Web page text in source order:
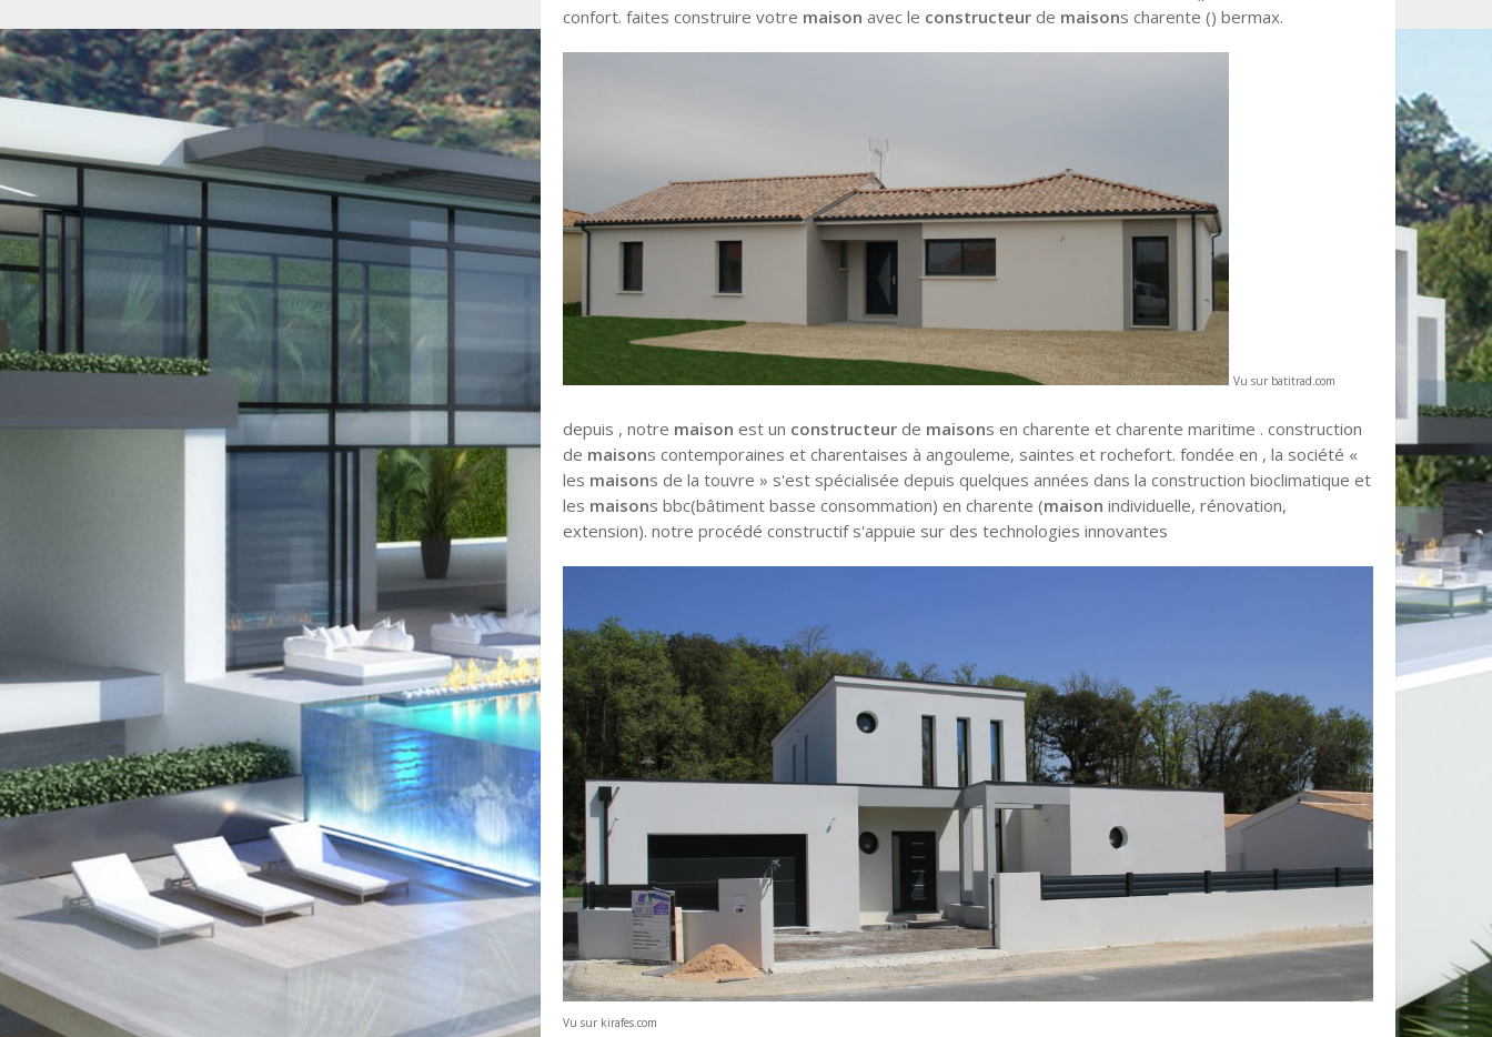
confort. faites construire votre maison avec le constructeur de maisons charente () bermax.
Vu sur batitrad.com
depuis , notre maison est un constructeur de maisons en charente et charente maritime . construction
de maisons contemporaines et charentaises à angouleme, saintes et rochefort. fondée en , la société «
les maisons de la touvre » s'est spécialisée depuis quelques années dans la construction bioclimatique et
les maisons bbc(bâtiment basse consommation) en charente (maison individuelle, rénovation,
extension). notre procédé constructif s'appuie sur des technologies innovantes
Vu sur kirafes.com